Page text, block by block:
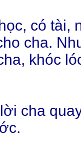
có tài,
cha.
khóc
cha